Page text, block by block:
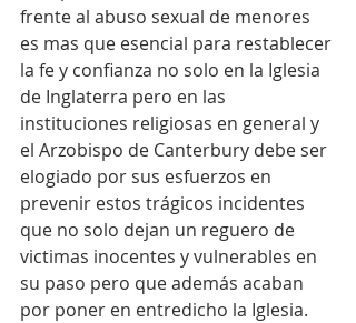
frente al abuso sexual de menores
es mas que esencial para restablecer
la fe y confianza no solo en la Iglesia
de Inglaterra pero en las
instituciones religiosas en general y
el Arzobispo de Canterbury debe ser
elogiado por sus esfuerzos en
prevenir estos trágicos incidentes
que no solo dejan un reguero de
victimas inocentes y vulnerables en
su paso pero que además acaban
por poner en entredicho la Iglesia.